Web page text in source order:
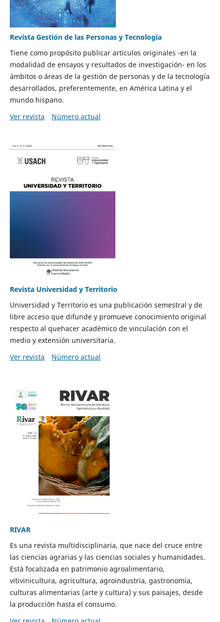
Revista Gestión de las Personas y Tecnología
Tiene como propósito publicar artículos originales -en la
modalidad de ensayos y resultados de investigación- en los
ámbitos o áreas de la gestión de personas y de la tecnología
desarrollados, preferentemente, en América Latina y el
mundo hispano.
Ver revista
Número actual
Revista Universidad y Territorio
Universidad y Territorio es una publicación semestral y de
libre acceso que difunde y promueve conocimiento original
respecto al quehacer académico de vinculación con el
medio y extensión universitaria.
Ver revista
Número actual
RIVAR
Es una revista multidisciplinaria, que nace del cruce entre
las ciencias agrarias y las ciencias sociales y humanidades.
Está focalizada en patrimonio agroalimentario,
vitivinicultura, agricultura, agroindustria, gastronomía,
culturas alimentarias (arte y cultura) y sus paisajes, desde
la producción hasta el consumo.